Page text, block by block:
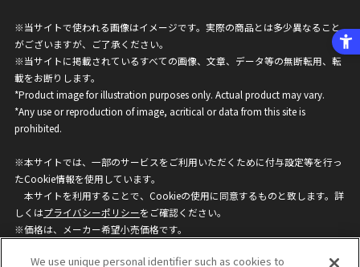
※当サイトで使われる画像はイメージです。実際の商品とは多少異なること
がございますが、ご了承ください。
※当サイトに掲載されているすべての画像、文章、データ等の無断転用、転
載をお断りします。
*Product image for illustration purposes only. Actual product may vary.
*Any use or reproduction of image, acritical or data from this site is
prohibited.
※本サイトでは、一部のサービスをご利用いただくために付与設定等を行っ
たCookie情報を使用しています。
本サイトを利用することで、Cookieの使用に同意するものと致します。詳
しくはプライバシーポリシーをご確認ください。
※価格は、メーカー希望小売価格です。
ざいますのでご了承ください。
We use unique personal identifier such as cookies to